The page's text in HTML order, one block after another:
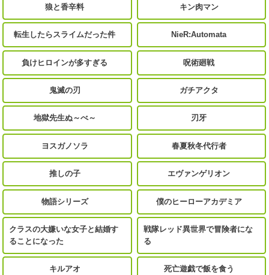
狼と香辛料 キン肉マン
転生したらスライムだった件 NieR:Automata
負けヒロインが多すぎる 呪術廻戦
鬼滅の刃 ガチアクタ
地獄先生ぬ～べ～ 刃牙
ヨスガノソラ 春夏秋冬代行者
推しの子 エヴァンゲリオン
物語シリーズ 僕のヒーローアカデミア
クラスの大嫌いな女子と結婚す
ることになった
戦隊レッド異世界で冒険者にな
る
キルアオ 死亡遊戯で飯を食う